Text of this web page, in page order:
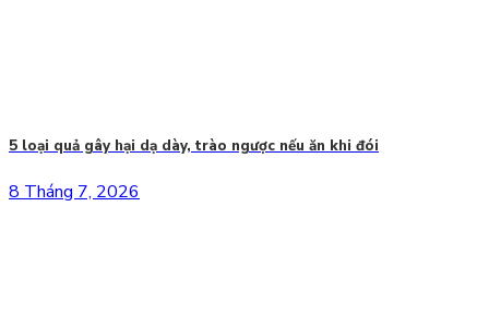
5 loại quả gây hại dạ dày, trào ngược nếu ăn khi đói
8 Tháng 7, 2026